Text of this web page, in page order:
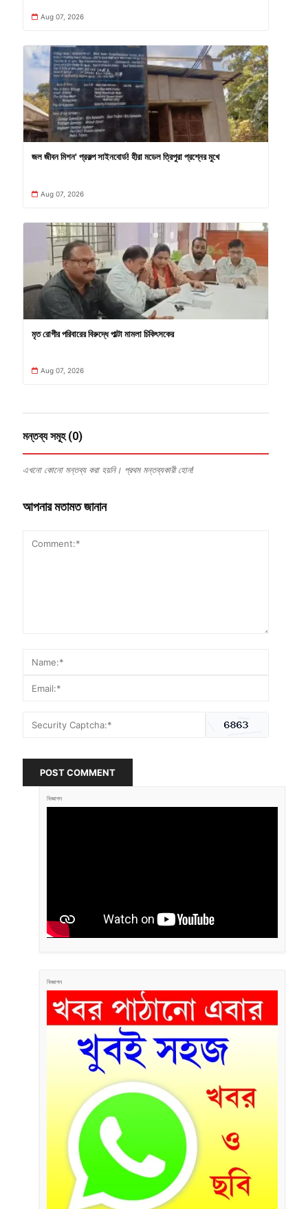
Aug 07, 2026
জল জীবন মিশন' প্রকল্প সাইনবোর্ড! হীরা মডেল ত্রিপুরা প্রশ্নের মুখে
Aug 07, 2026
মৃত রোগীর পরিবারের বিরুদ্ধে পাল্টা মামলা চিকিৎসকের
Aug 07, 2026
মন্তব্য সমূহ (0)
এখনো কোনো মন্তব্য করা হয়নি। প্রথম মন্তব্যকারী হোন!
আপনার মতামত জানান
POST COMMENT
বিজ্ঞাপন
বিজ্ঞাপন